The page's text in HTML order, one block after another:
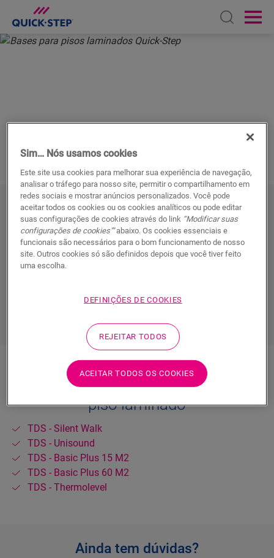
Open
A manta Ideal
O uso da manta correta tem um impacto importante
no aspecto final, naqualidade e no confortoacústico
Baixe a ficha técnica da manta para
piso laminado
TDS - Silent Walk
TDS - Unisound
TDS - Basic Plus 15 M2
TDS - Basic Plus 60 M2
TDS - Thermolevel
Ainda tem dúvidas?
Sim… Nós usamos cookies
Este site usa cookies para melhorar sua experiência de navegação,
analisar o tráfego para nosso site, permitir o compartilhamento em
redes sociais e mostrar anúncios personalizados. Você pode
aceitar todos os cookies ou os cookies analíticos ou pode editar
suas configurações de cookies através do link “Modificar suas
configurações de cookies""abaixo. Os cookies essenciais e
funcionais são necessários para o bom funcionamento de nosso
site. Outros cookies só são definidos depois que você tiver feito
uma escolha.
DEFINIÇÕES DE COOKIES
REJEITAR TODOS
ACEITAR TODOS OS COOKIES